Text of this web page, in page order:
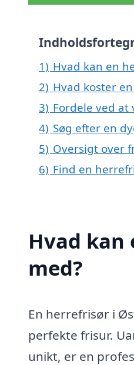
1) Hvad kan en
2) Hvad koster
3) Fordele ved
4) Søg efter en
5) Oversigt over
6) Find en
Hvad
med?
En herrefrisør i
perfekte frisur.
unikt, er en